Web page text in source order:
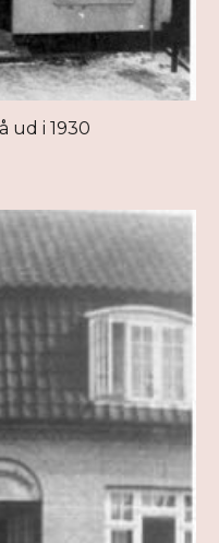
ud i 1930